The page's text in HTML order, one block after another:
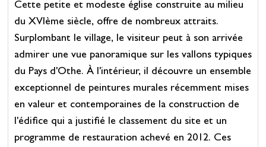
Cette petite et modeste église construite au milieu
du XVIème siècle, offre de nombreux attraits.
Surplombant le village, le visiteur peut à son arrivée
admirer une vue panoramique sur les vallons typiques
du Pays d'Othe. À l'intérieur, il découvre un ensemble
exceptionnel de peintures murales récemment mises
en valeur et contemporaines de la construction de
l'édifice qui a justifié le classement du site et un
programme de restauration achevé en 2012. Ces